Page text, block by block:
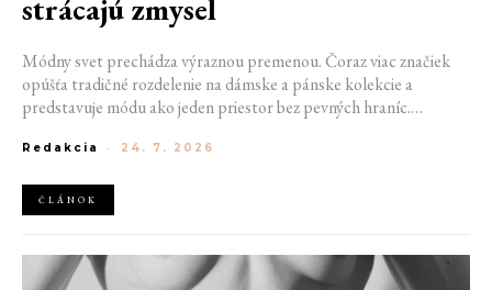
strácajú zmysel
Módny svet prechádza výraznou premenou. Čoraz viac značiek
opúšťa tradičné rozdelenie na dámske a pánske kolekcie a
predstavuje módu ako jeden priestor bez pevných hraníc.
udržateľnosť naznačujú, že klasické týždne módy môžu čoskoro
Redakcia - 24. 7. 2026
ČLÁNOK